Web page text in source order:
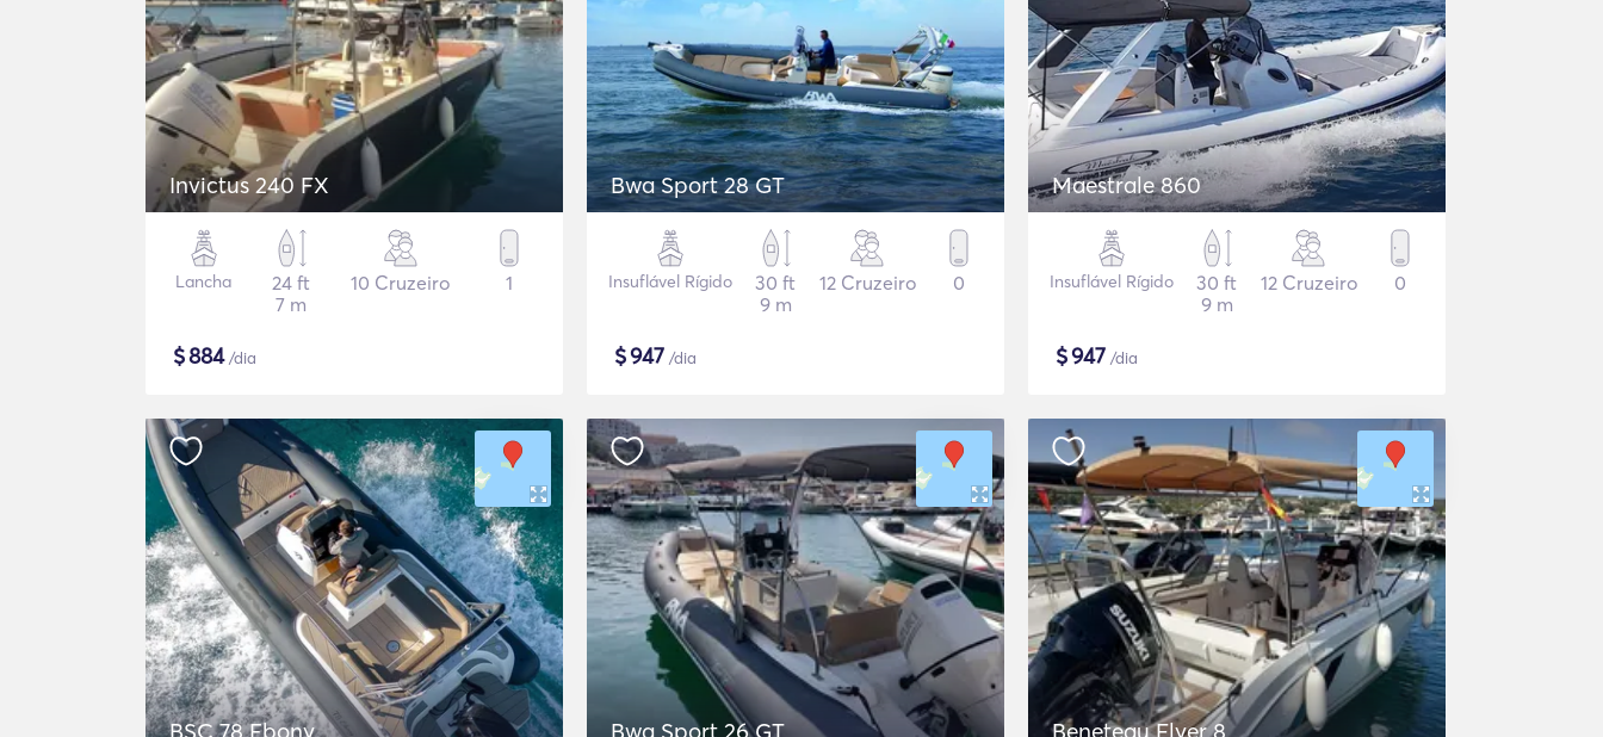
Invictus 240 FX
Lancha
24 ft
7 m
10 Cruzeiro 1
$884/dia
Bwa Sport 28 GT
Insuflável Rígido
30 ft
9 m
12 Cruzeiro 0
$947 /dia
Maestrale 860
Insuflável Rígido
30 ft
9 m
12 Cruzeiro 0
$947 /dia
BSC 78 Ebony Bwa Sport 26 GT Beneteau Flyer 8